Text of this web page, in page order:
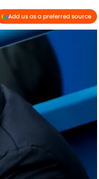
Add us as a preferred source